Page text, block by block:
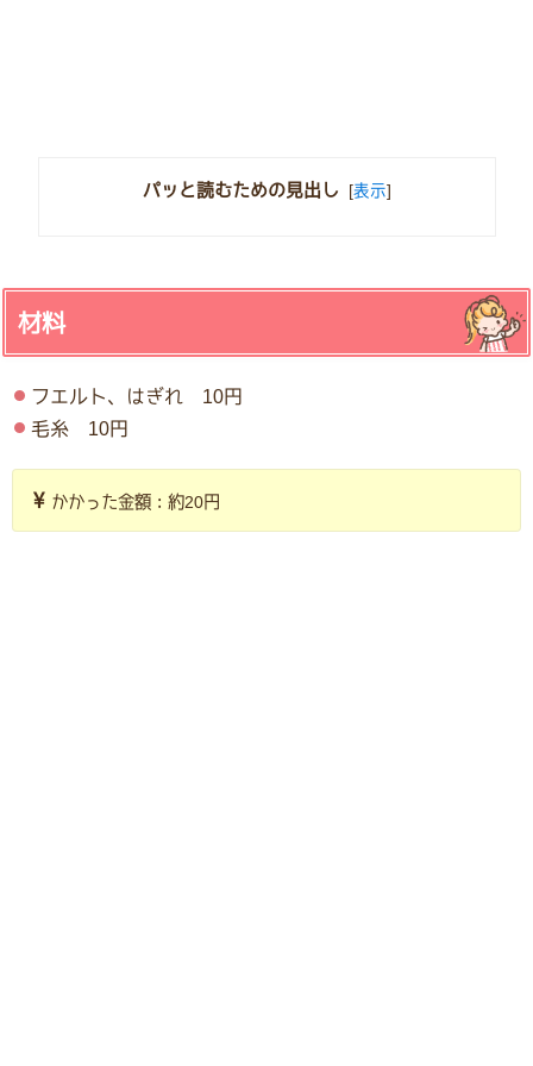
パッと読むための見出し [表示]
材料
フエルト、はぎれ 10円
毛糸 10円
かかった金額：約20円